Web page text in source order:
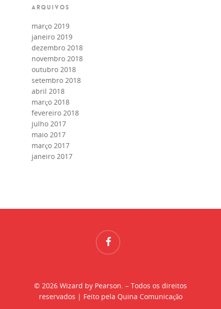
ARQUIVOS
março 2019
janeiro 2019
dezembro 2018
novembro 2018
outubro 2018
setembro 2018
abril 2018
março 2018
fevereiro 2018
julho 2017
maio 2017
março 2017
janeiro 2017
© 2026 Wizard by Pearson. – Todos os direitos
reservados | Feito pela Quina Comunicação